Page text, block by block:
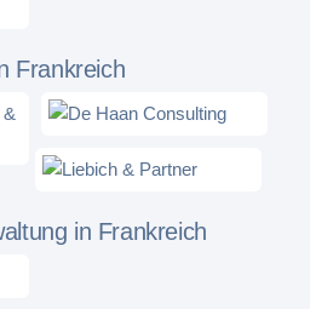
Frankreich
in Frankreich